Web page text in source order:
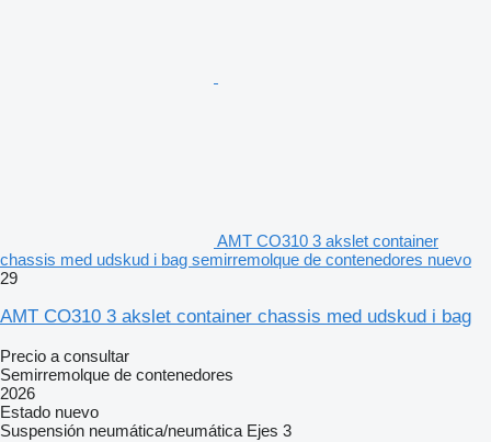
AMT CO310 3 akslet container
chassis med udskud i bag semirremolque de contenedores nuevo
29
AMT CO310 3 akslet container chassis med udskud i bag
Precio a consultar
Semirremolque de contenedores
2026
Estado nuevo
Suspensión neumática/neumática Ejes 3